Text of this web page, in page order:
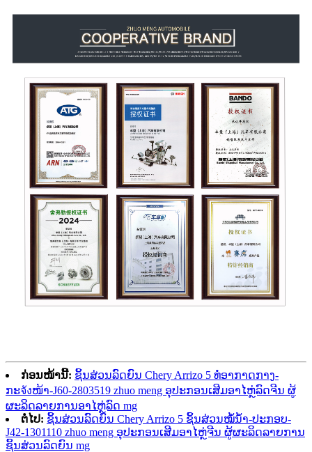
ກ່ອນໜ້ານີ້: ຊິ້ນສ່ວນລົດຍົນ Chery Arrizo 5 ທໍ່ອາກາດກາງ-
ກະจังໜ້າ-J60-2803519 zhuo meng ອຸປະກອນເສີມອາໄຫຼ່ລົດຈີນ ຜູ້
ຜະລິດລາຍການອາໄຫຼ່ລົດ mg
ຕໍ່ໄປ: ຊິ້ນສ່ວນລົດຍົນ Chery Arrizo 5 ຊິ້ນສ່ວນໝໍ້ນ້ຳ-ປະກອບ-
J42-1301110 zhuo meng ອຸປະກອນເສີມອາໄຫຼ່ຈີນ ຜູ້ຜະລິດລາຍການ
ຊິ້ນສ່ວນລົດຍົນ mg